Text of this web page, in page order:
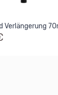
Verlängerung